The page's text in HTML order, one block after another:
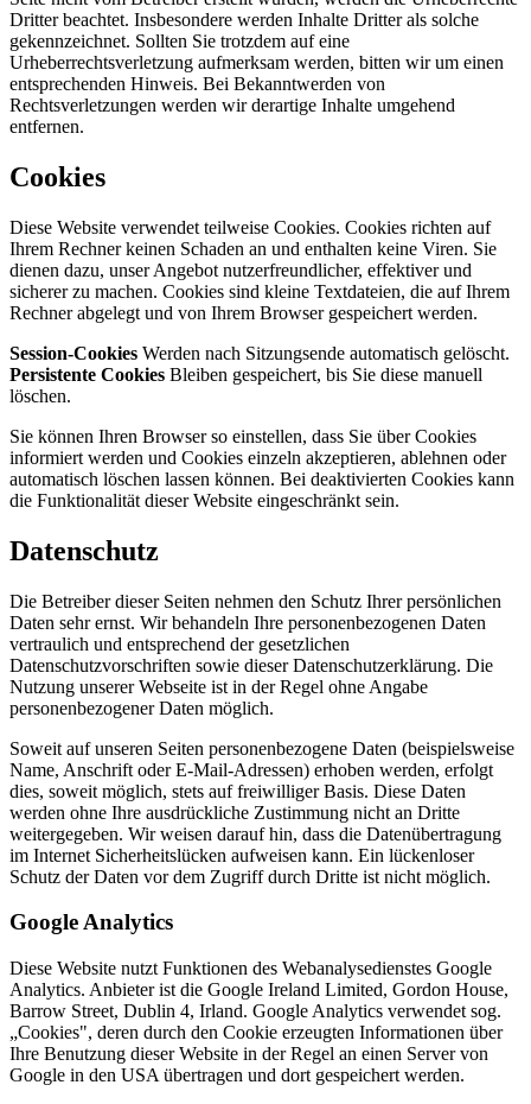
Dritter beachtet. Insbesondere werden Inhalte Dritter als solche
gekennzeichnet. Sollten Sie trotzdem auf eine
Urheberrechtsverletzung aufmerksam werden, bitten wir um einen
entsprechenden Hinweis. Bei Bekanntwerden von
Rechtsverletzungen werden wir derartige Inhalte umgehend
entfernen.
Cookies
Diese Website verwendet teilweise Cookies. Cookies richten auf
Ihrem Rechner keinen Schaden an und enthalten keine Viren. Sie
dienen dazu, unser Angebot nutzerfreundlicher, effektiver und
sicherer zu machen. Cookies sind kleine Textdateien, die auf Ihrem
Rechner abgelegt und von Ihrem Browser gespeichert werden.
Session-Cookies Werden nach Sitzungsende automatisch gelöscht.
Persistente Cookies Bleiben gespeichert, bis Sie diese manuell
löschen.
Sie können Ihren Browser so einstellen, dass Sie über Cookies
informiert werden und Cookies einzeln akzeptieren, ablehnen oder
automatisch löschen lassen können. Bei deaktivierten Cookies kann
die Funktionalität dieser Website eingeschränkt sein.
Datenschutz
Die Betreiber dieser Seiten nehmen den Schutz Ihrer persönlichen
Daten sehr ernst. Wir behandeln Ihre personenbezogenen Daten
vertraulich und entsprechend der gesetzlichen
Datenschutzvorschriften sowie dieser Datenschutzerklärung. Die
Nutzung unserer Webseite ist in der Regel ohne Angabe
personenbezogener Daten möglich.
Soweit auf unseren Seiten personenbezogene Daten (beispielsweise
Name, Anschrift oder E-Mail-Adressen) erhoben werden, erfolgt
dies, soweit möglich, stets auf freiwilliger Basis. Diese Daten
werden ohne Ihre ausdrückliche Zustimmung nicht an Dritte
weitergegeben. Wir weisen darauf hin, dass die Datenübertragung
im Internet Sicherheitslücken aufweisen kann. Ein lückenloser
Schutz der Daten vor dem Zugriff durch Dritte ist nicht möglich.
Google Analytics
Diese Website nutzt Funktionen des Webanalysedienstes Google
Analytics. Anbieter ist die Google Ireland Limited, Gordon House,
Barrow Street, Dublin 4, Irland. Google Analytics verwendet sog.
„Cookies", deren durch den Cookie erzeugten Informationen über
Ihre Benutzung dieser Website in der Regel an einen Server von
Google in den USA übertragen und dort gespeichert werden.